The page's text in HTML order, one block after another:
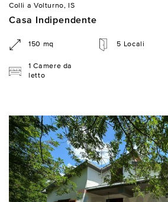
Colli a Volturno, IS
Casa Indipendente
150 mq 5 Locali
1 Camere da
letto